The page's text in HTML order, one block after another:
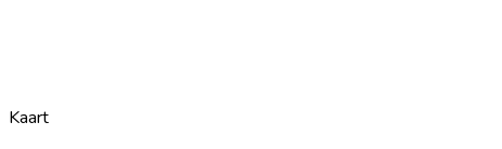
Kaart